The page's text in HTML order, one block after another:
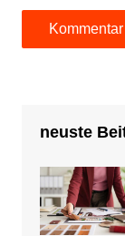
neuste